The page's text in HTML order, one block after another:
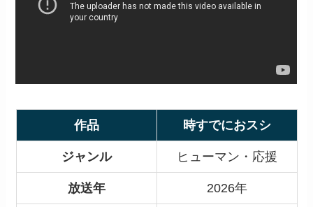
作品 時すでにおスシ
ジャンル ヒューマン・応援
放送年 2026年